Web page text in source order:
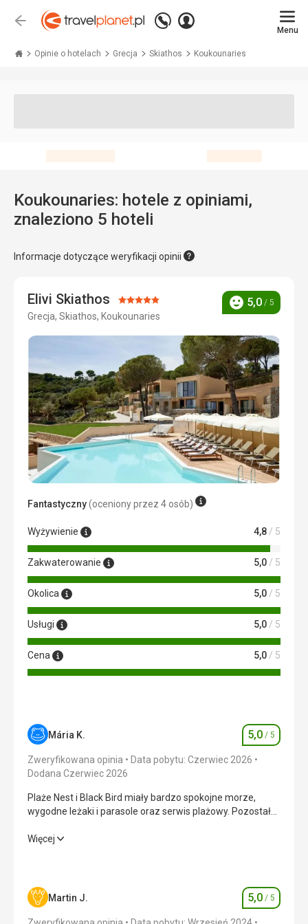
Wstecz
Zadzwoń
+48 71 771 76 55
Zaloguj
Menu
Opinie o hotelach Grecja Skiathos Koukounaries
Koukounaries: hotele z opiniami,
znaleziono 5 hoteli
Informacje dotyczące weryfikacji opinii
Elivi Skiathos Ocena:
5/5
Grecja, Skiathos, Koukounaries
Ocena
5,0 / 5
Fantastyczny(oceniony przez 4 osób)
Wyżywienie 4,8 / 5
Zakwaterowanie 5,0 / 5
Okolica 5,0 / 5
Usługi 5,0 / 5
Cena 5,0 / 5
Mária K. Ocena
5,0 / 5
Zweryfikowana opinia
Data pobytu: Czerwiec 2026
Dodana Czerwiec 2026
Plaże Nest i Black Bird miały bardzo spokojne morze,
wygodne leżaki i parasole oraz serwis plażowy. Pozostałe
Plaże Nest i Black Bird miały bardzo spokojne morze,
Wyżywienie 5,0/ 5
Zakwaterowanie 5,0
Więcej
Martin J. Ocena
5,0 / 5